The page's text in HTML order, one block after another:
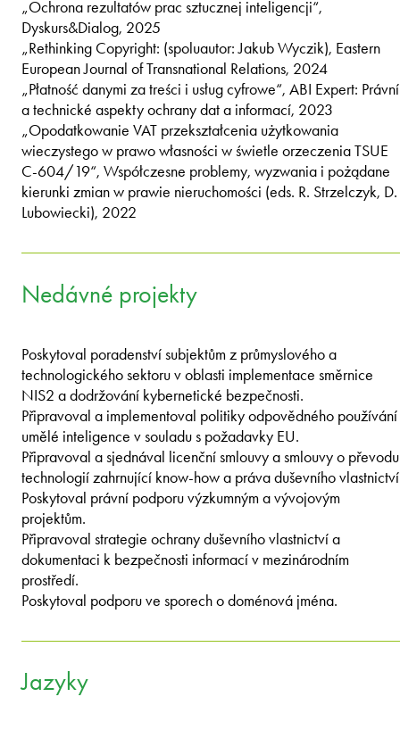
„Ochrona rezultatów prac sztucznej inteligencji“,
Dyskurs&Dialog, 2025
„Rethinking Copyright: (spoluautor: Jakub Wyczik), Eastern
European Journal of Transnational Relations, 2024
„Płatność danymi za treści i usług cyfrowe“, ABI Expert: Právní
a technické aspekty ochrany dat a informací, 2023
„Opodatkowanie VAT przekształcenia użytkowania
wieczystego w prawo własności w świetle orzeczenia TSUE
C-604/19“, Współczesne problemy, wyzwania i pożądane
kierunki zmian w prawie nieruchomości (eds. R. Strzelczyk, D.
Lubowiecki), 2022
Nedávné projekty
Poskytoval poradenství subjektům z průmyslového a
technologického sektoru v oblasti implementace směrnice
NIS2 a dodržování kybernetické bezpečnosti.
Připravoval a implementoval politiky odpovědného používání
umělé inteligence v souladu s požadavky EU.
Připravoval a sjednával licenční smlouvy a smlouvy o převodu
technologií zahrnující know-how a práva duševního
Poskytoval právní podporu výzkumným a vývojovým
projektům.
Připravoval strategie ochrany duševního vlastnictví a
dokumentaci k bezpečnosti informací v mezinárodním
prostředí.
Poskytoval podporu ve sporech o doménová jména.
Jazyky